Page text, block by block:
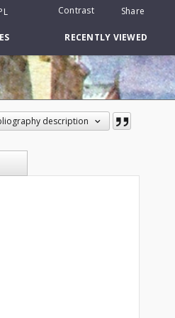
Contrast Share
RECENTLY VIEWED
description